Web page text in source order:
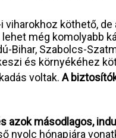
köthető,
még komolyabb
Szabolcs-
és környékéhez
voltak.A
azok másodlagos,
hónapjára